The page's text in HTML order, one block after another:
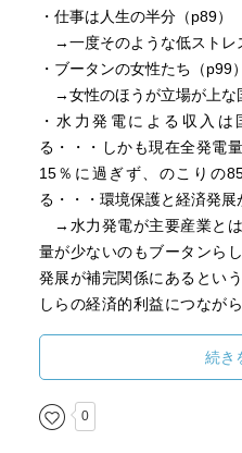
・仕事は人生の半分（p89）
→一度そのような低ストレ
・ブータンの女性たち（p99）
→女性のほうが立場が上な
・水力発電による収入
る・・・しかも現在全発電
15％に過ぎず、のこりの
る・・・環境保護と経済発展
→水力発電が主要産業と
量が少ないのもブータンら
発展が補完関係にあるとい
しらの経済的利益につなが
・国会側の発議で、国王不
→国民側が非民主化を望む
していたのか。
・1998年の政治改革（p139）
続き
0